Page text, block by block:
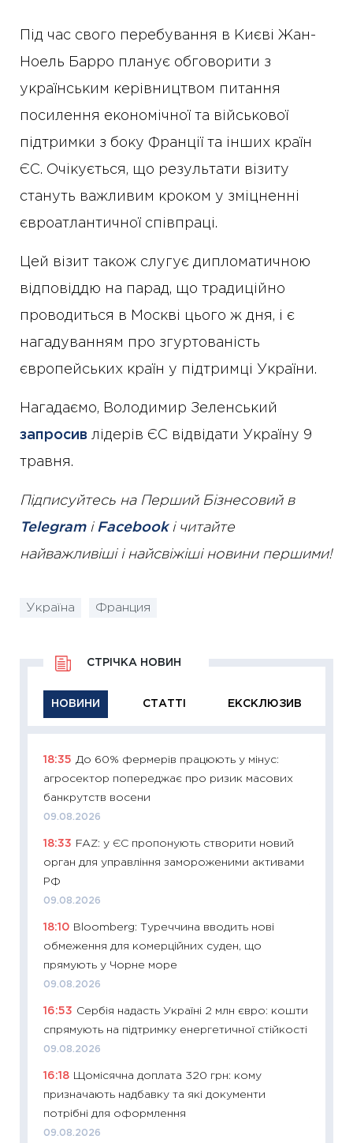
Під час свого перебування в Києві Жан-
Ноель Барро планує обговорити з
українським керівництвом питання
посилення економічної та військової
підтримки з боку Франції та інших країн
ЄС. Очікується, що результати візиту
стануть важливим кроком у зміцненні
євроатлантичної співпраці.
Цей візит також слугує дипломатичною
відповіддю на парад, що традиційно
проводиться в Москві цього ж дня, і є
нагадуванням про згуртованість
європейських країн у підтримці України.
Нагадаємо, Володимир Зеленський
запросив лідерів ЄС відвідати Україну 9
травня.
Підписуйтесь на Перший Бізнесовий в
Telegramі Facebookі читайте
найважливіші і найсвіжіші новини першими!
Україна Франция
НОВИНИ СТАТТІ ЕКСКЛЮЗИВ
СТРІЧКА НОВИН
18:35 До 60% фермерів працюють у мінус:
агросектор попереджає про ризик масових
банкрутств восени
09.08.2026
18:33
FAZ: у ЄС пропонують створити новий
орган для управління замороженими активами
РФ
09.08.2026
18:10 Bloomberg: Туреччина вводить нові
обмеження для комерційних суден, що
прямують у Чорне море
09.08.2026
16:53 Сербія надасть Україні 2 млн євро: кошти
спрямують на підтримку енергетичної стійкості
09.08.2026
16:18
Щомісячна доплата 320 грн: кому
призначають надбавку та які документи
потрібні для оформлення
09.08.2026